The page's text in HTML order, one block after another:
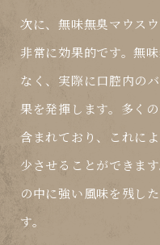
次に、無味無臭マウス
非常に効果的です。無
なく、実際に口腔内の
果を発揮します。多く
含まれており、これに
少させることができま
の中に強い風味を残し
す。